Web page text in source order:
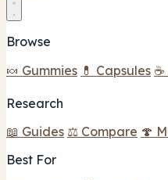
Browse
🍬 Gummies 💊 Capsules
Research
📖 Guides ⚖️ Compare 🍄
Best For